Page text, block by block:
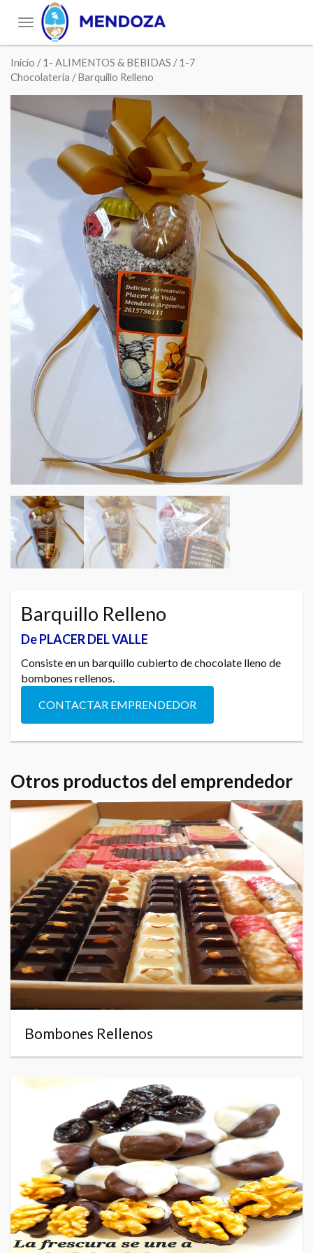
Toggle
navigation
Inicio /1- ALIMENTOS & BEBIDAS /1-7
Chocolatería / Barquillo Relleno
Barquillo Relleno
De PLACER DEL VALLE
Consiste en un barquillo cubierto de chocolate lleno de
bombones rellenos.
CONTACTAR EMPRENDEDOR
Otros productos del emprendedor
Bombones Rellenos